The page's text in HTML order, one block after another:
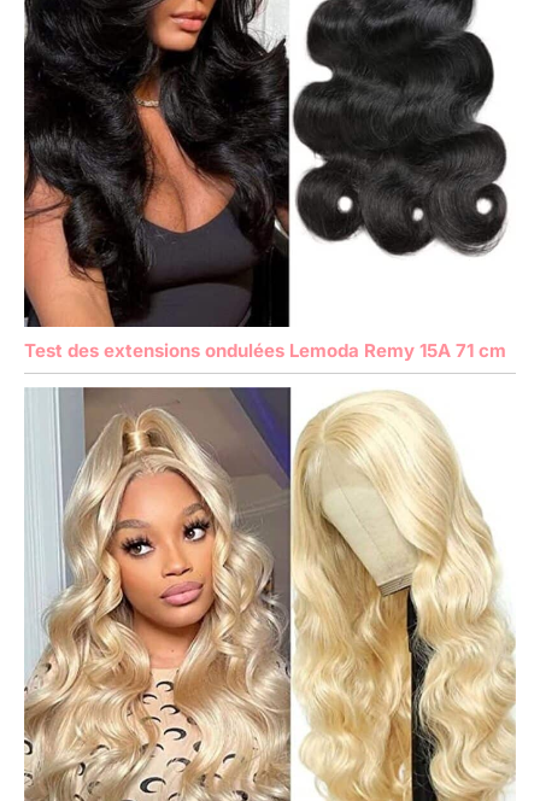
Test des extensions ondulées Lemoda Remy 15A 71 cm